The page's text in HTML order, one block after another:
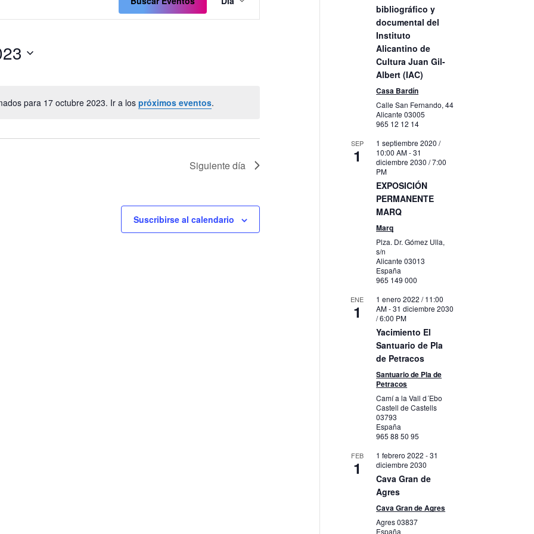
Aviso
para 17 octubre 2023. Ir a los próximos eventos.
Siguiente día
Suscribirse al calendario
bibliográfico y
documental del
Instituto
Alicantino de
Cultura Juan Gil-
Albert (IAC)
Casa Bardín
Calle San Fernando, 44
Alicante03005
965 12 12 14
SEP
1
1 septiembre 2020 /
10:00 AM-31
diciembre 2030 / 7:00
PM
EXPOSICIÓN
PERMANENTE
MARQ
Marq
Plza. Dr. Gómez Ulla,
s/n
Alicante03013
España
965 149 000
ENE
1
1 enero 2022 / 11:00
AM-31 diciembre 2030
/ 6:00 PM
Yacimiento El
Santuario de Pla
de Petracos
Santuario de Pla de
Petracos
Camí a la Vall d´Ebo
Castell de Castells
03793
España
965 88 50 95
FEB
1
1 febrero 2022 -31
diciembre 2030
Cava Gran de
Agres
Cava Gran de Agres
Agres03837
España